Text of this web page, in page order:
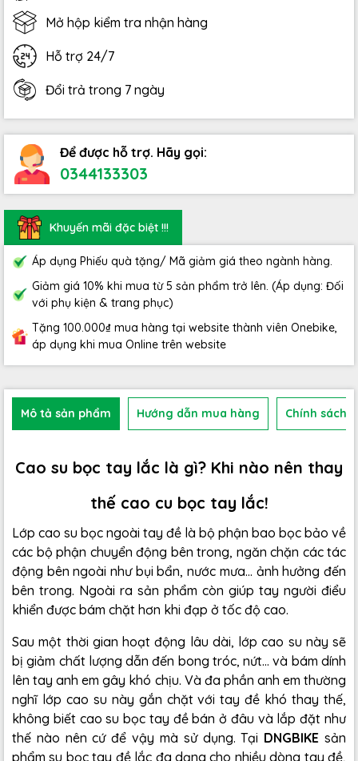
Mở hộp kiểm tra nhận hàng
Hỗ trợ 24/7
Đổi trả trong 7 ngày
Để được hỗ trợ. Hãy gọi:
0344133303
Khuyến mãi đặc biệt !!!
Áp dụng Phiếu quà tặng/ Mã giảm giá theo ngành hàng.
Giảm giá 10% khi mua từ 5 sản phẩm trở lên. (Áp dụng: Đối
với phụ kiện & trang phục)
Tặng 100.000₫ mua hàng tại website thành viên Onebike,
áp dụng khi mua Online trên website
Mô tả sản phẩm Hướng dẫn mua hàng Chính sách
Cao su bọc tay lắc là gì? Khi nào nên thay
thế cao cu bọc tay lắc!
Lớp cao su bọc ngoài tay đề là bộ phận bao bọc bảo về
các bộ phận chuyển động bên trong, ngăn chặn các tác
động bên ngoài như bụi bẩn, nước mưa... ảnh hưởng đến
bên trong. Ngoài ra sản phẩm còn giúp tay người điểu
khiển được bám chặt hơn khi đạp ở tốc độ cao.
Sau một thời gian hoạt động lâu dài, lớp cao su này sẽ
bị giảm chất lượng dẫn đến bong tróc, nứt... và bám dính
lên tay anh em gây khó chịu. Và đa phần anh em thường
nghĩ lớp cao su này gắn chặt với tay đề khó thay thế,
không biết cao su bọc tay đề bán ở đâu và lắp đặt như
thế nào nên cứ để vậy mà sử dụng. Tại DNGBIKE sản
phẩm su bọc tay đề lắc đa dạng cho nhiều dòng tay đề,